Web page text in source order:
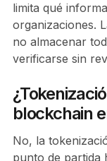
limita qué
organizaciones.
no almacenar
verificarse sin
blockchain
No, la
punto de partida